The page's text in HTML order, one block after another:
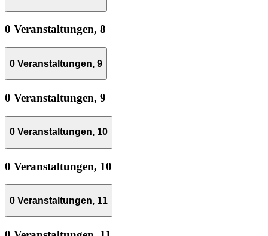
0 Veranstaltungen, 8
0 Veranstaltungen, 9
0 Veranstaltungen, 9
0 Veranstaltungen, 10
0 Veranstaltungen, 10
0 Veranstaltungen, 11